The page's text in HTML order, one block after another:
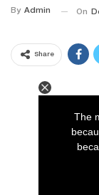
By Admin On
Share
The